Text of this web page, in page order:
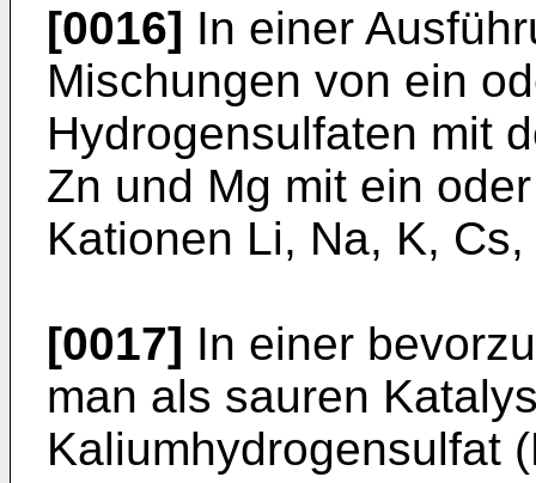
[0016] In einer
Mischungen von ein
Hydrogensulfaten mit
Zn und Mg mit ein
Kationen Li, Na, K,
[0017] In einer
man als sauren
Kaliumhydrogensulfat